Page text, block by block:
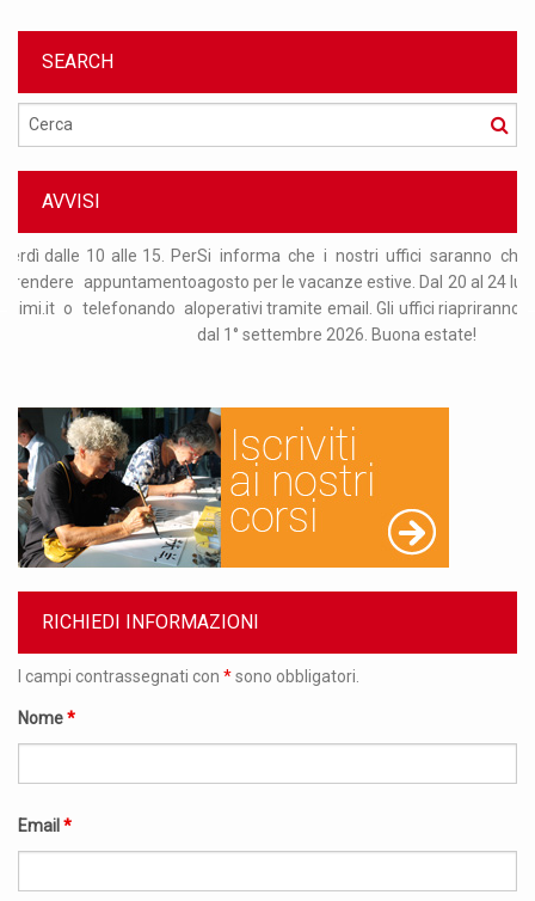
SEARCH
Cerca
AVVISI
Per
al
Si informa che i nostri uffici saranno chiusi dal 18 luglio al
agosto per le vacanze estive. Dal 20 al 24 luglio saremo
operativi tramite email. Gli uffici riapriranno regolarmente a
dal 1° settembre 2026. Buona estate!
RICHIEDI INFORMAZIONI
I campi contrassegnati con *sono obbligatori.
Nome*
Email *